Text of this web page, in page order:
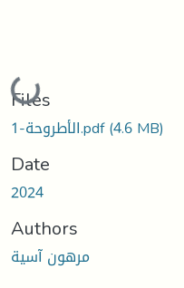
Loading...
Files
1-الأطروحة.pdf(4.6 MB)
Date
2024
Authors
مرهون آسية